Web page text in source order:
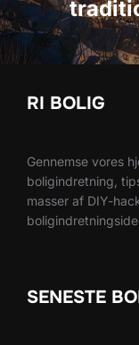
RI BOLIG
Gennemse vores
boligindretning,
masser af DIY-
SENESTE